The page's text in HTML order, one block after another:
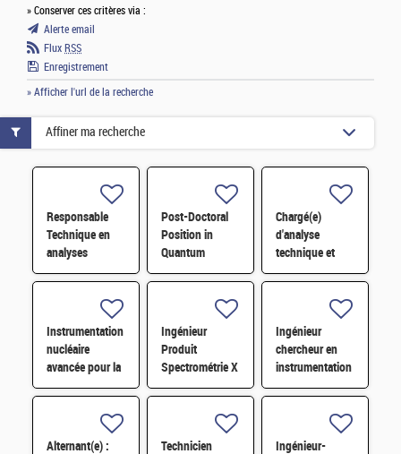
» Conserver ces critères via :
Alerte email
Flux RSS
Enregistrement
» Afficher l'url de la recherche
Responsable
Technique en
analyses
radiologiques
Post-Doctoral
Position in
Quantum
Materials
Chargé(e)
d'analyse
technique et
financière des
maintenance
électromécanique
H/F
Instrumentation
nucléaire
avancée pour la
mesure
environnement
contraint H/F
Ingénieur
Produit
Spectrométrie X
et diagnostics
Ingénieur
chercheur en
instrumentation
et systèmes
Alternant(e) :
Technicien
Ingénieur-
Affiner ma recherche